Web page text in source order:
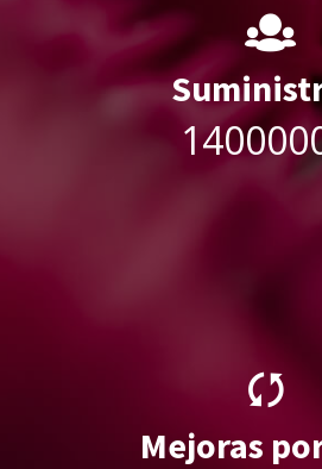
Mejoras